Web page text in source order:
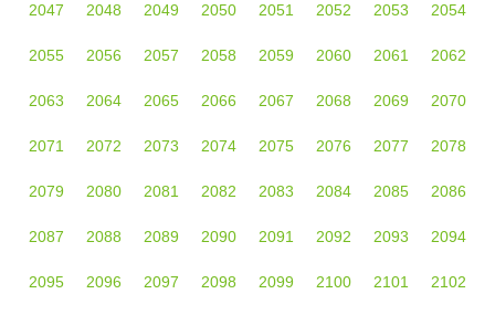
2047 2048 2049 2050 2051 2052 2053 2054
2055 2056 2057 2058 2059 2060 2061 2062
2063 2064 2065 2066 2067 2068 2069 2070
2071 2072 2073 2074 2075 2076 2077 2078
2079 2080 2081 2082 2083 2084 2085 2086
2087 2088 2089 2090 2091 2092 2093 2094
2095 2096 2097 2098 2099 2100 2101 2102